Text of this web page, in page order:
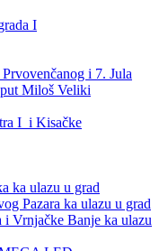
I
i 7. Jula
Miloš Veliki
I i Kisačke
ka ulazu u grad
Pazara ka ulazu u grad
Vrnjačke Banje ka ulazu